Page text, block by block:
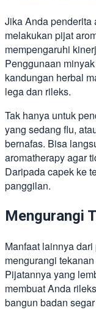
Jika Anda penderita
melakukan pijat
mempengaruhi
Penggunaan
kandungan herbal
lega dan rileks.
Tak hanya untuk
yang sedang flu,
bernafas. Bisa
aromatherapy agar
Daripada capek ke
panggilan.
Mengurangi
Manfaat lainnya
mengurangi
Pijatannya yang
membuat Anda
bangun badan